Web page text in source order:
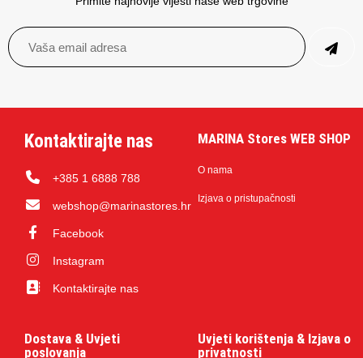
Kontaktirajte nas
+385 1 6888 788
webshop@marinastores.hr
Facebook
Instagram
Kontaktirajte nas
MARINA Stores WEB SHOP
O nama
Izjava o pristupačnosti
Dostava & Uvjeti
poslovanja
Uvjeti korištenja & Izjava o
privatnosti